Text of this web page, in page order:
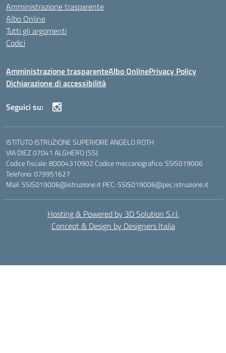
Amministrazione trasparente
Albo Online
Tutti gli argomenti
Codici
Amministrazione trasparenteAlbo OnlinePrivacy Policy
Dichiarazione di accessibilità
Seguici su:
ISTITUTO ISTRUZIONE SUPERIORE ANGELO ROTH
VIA DIEZ 07041 ALGHERO (SS)
Codice fiscale: 80004310902 Codice meccanografico: SSIS019006
Telefono: 079951627
Mail: SSIS019006@istruzione.it PEC: SSIS019006@pec.istruzione.it
Hosting & Powered by 3D Solution S.r.l.
Concept & Design by Designers Italia